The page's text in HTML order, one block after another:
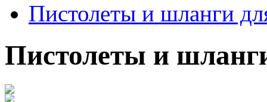
Пистолеты и шланги
Пистолеты и